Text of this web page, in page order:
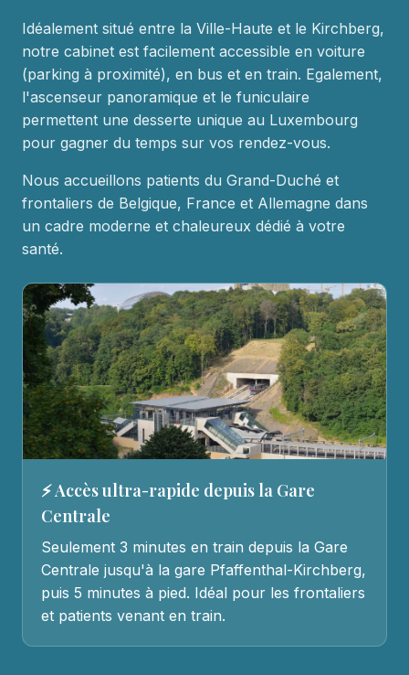
Idéalement situé entre la Ville-Haute et le Kirchberg,
notre cabinet est facilement accessible en voiture
(parking à proximité), en bus et en train. Egalement,
l'ascenseur panoramique et le funiculaire
permettent une desserte unique au Luxembourg
pour gagner du temps sur vos rendez-vous.
Nous accueillons patients du Grand-Duché et
frontaliers de Belgique, France et Allemagne dans
un cadre moderne et chaleureux dédié à votre
santé.
⚡ Accès ultra-rapide depuis la Gare
Centrale
Seulement 3 minutes en train depuis la Gare
Centrale jusqu'à la gare Pfaffenthal-Kirchberg,
puis 5 minutes à pied. Idéal pour les frontaliers
et patients venant en train.